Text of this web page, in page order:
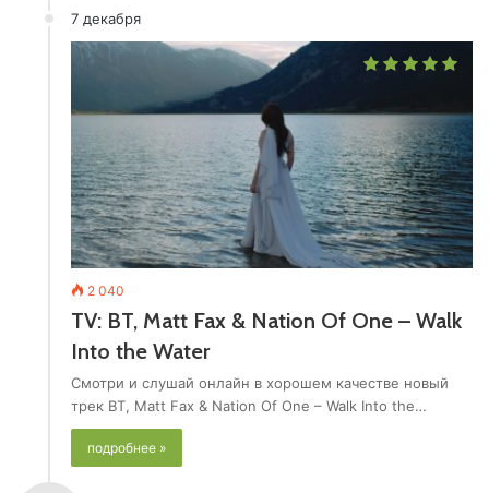
7 декабря
2 040
TV: BT, Matt Fax & Nation Of One – Walk
Into the Water
Смотри и слушай онлайн в хорошем качестве новый
трек BT, Matt Fax & Nation Of One – Walk Into the…
подробнее »